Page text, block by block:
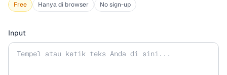
Free Hanya di browser No sign-up
Input